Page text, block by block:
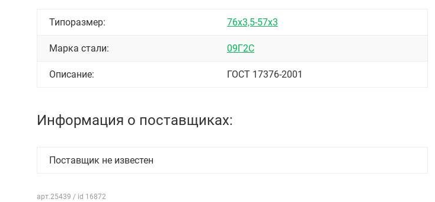
Типоразмер: 76х3,5-57х3
Марка стали: 09Г2С
Описание: ГОСТ 17376-2001
Информация о поставщиках:
Поставщик не известен
арт.25439 / id 16872